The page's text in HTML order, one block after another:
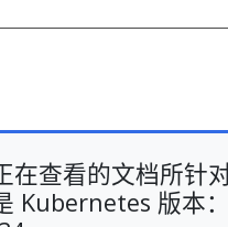
在查看的文档所针
Kubernetes 版本：